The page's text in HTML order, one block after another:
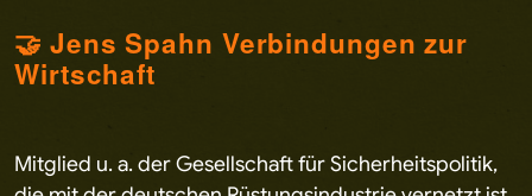
🤝 Jens Spahn Verbindungen zur
Wirtschaft
Mitglied u. a. der Gesellschaft für Sicherheitspolitik,